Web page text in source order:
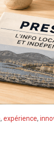
, expérience,